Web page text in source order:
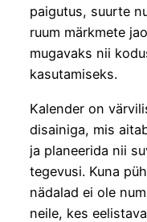
paigutus, suurte
ruum märkmete
mugavaks nii
kasutamiseks.
Kalender on
disainiga, mis
ja planeerida nii
tegevusi. Kuna
nädalad ei ole
neile, kes